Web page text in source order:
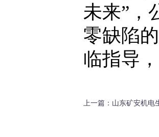
未来”，
零缺陷
临指导
上一篇： 山东矿安机电